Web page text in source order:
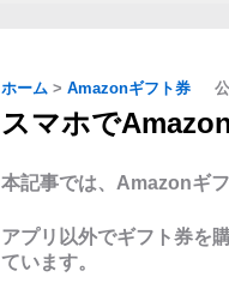
ホーム > Amazonギフト券
スマホで
本記事では、Amazonギ
アプリ以外でギフト券を
ています。